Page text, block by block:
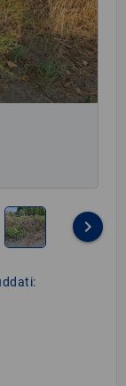
keyboard_arrow_right